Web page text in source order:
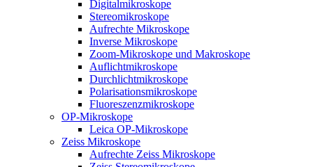
Digitalmikroskope
Stereomikroskope
Aufrechte Mikroskope
Inverse Mikroskope
Zoom-Mikroskope und Makroskope
Auflichtmikroskope
Durchlichtmikroskope
Polarisationsmikroskope
Fluoreszenzmikroskope
OP-Mikroskope
Leica OP-Mikroskope
Zeiss Mikroskope
Aufrechte Zeiss Mikroskope